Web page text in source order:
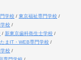
学校
東京福祉専門学校
校
新東京歯科衛生士学校
まIT・WEB専門学校
校